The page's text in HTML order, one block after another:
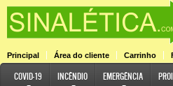
Principal Área do cliente Carrinho
COVID-19 Incêndio Emergência